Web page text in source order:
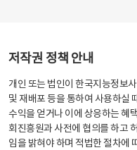
저작권 정책 안내
개인 또는 법인이 한국지능정보
및 재배포 등을 통하여 사용하실
수익을 얻거나 이에 상응하는 혜
회진흥원과 사전에 협의를 하고
임을 밝혀야 하며 적법한 절차에